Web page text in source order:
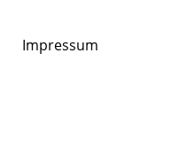
Impressum